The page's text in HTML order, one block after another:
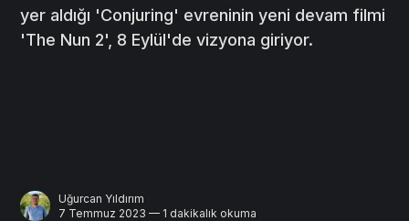
yer aldığı 'Conjuring' evreninin yeni devam filmi
'The Nun 2', 8 Eylül'de vizyona giriyor.
Uğurcan Yıldırım
7 Temmuz 2023 — 1 dakikalık okuma